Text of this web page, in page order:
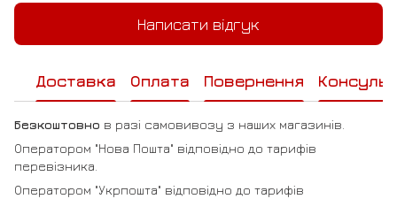
Написати відгук
Доставка Оплата Повернення
Безкоштовно в разі самовивозу з наших магазинів.
Оператором "Нова Пошта" відповідно до тарифів
перевізника.
Оператором "Укрпошта" відповідно до тарифів